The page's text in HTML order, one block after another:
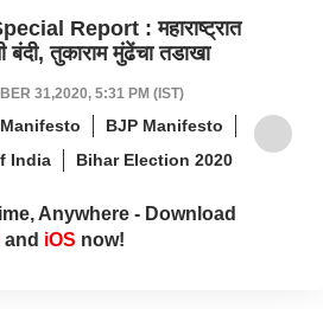
Report : महाराष्ट्रात
बंदी, तुकाराम मुंढेंचा तडाखा
31,2020, 5:31 PM (IST)
BJP Manifesto
India
Bihar Election 2020
Anywhere - Download
and iOS now!